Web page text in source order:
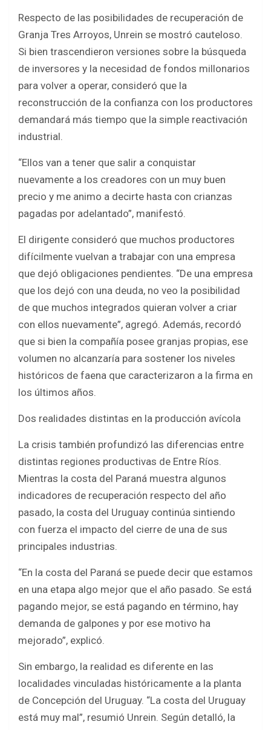
Respecto de las posibilidades de recuperación de
Granja Tres Arroyos, Unrein se mostró cauteloso.
Si bien trascendieron versiones sobre la búsqueda
de inversores y la necesidad de fondos millonarios
para volver a operar, consideró que la
reconstrucción de la confianza con los productores
demandará más tiempo que la simple reactivación
industrial.
“Ellos van a tener que salir a conquistar
nuevamente a los creadores con un muy buen
precio y me animo a decirte hasta con crianzas
pagadas por adelantado”, manifestó.
El dirigente consideró que muchos productores
difícilmente vuelvan a trabajar con una empresa
que dejó obligaciones pendientes. “De una empresa
que los dejó con una deuda, no veo la posibilidad
de que muchos integrados quieran volver a criar
con ellos nuevamente”, agregó. Además, recordó
que si bien la compañía posee granjas propias, ese
volumen no alcanzaría para sostener los niveles
históricos de faena que caracterizaron a la firma en
los últimos años.
Dos realidades distintas en la producción avícola
La crisis también profundizó las diferencias entre
distintas regiones productivas de Entre Ríos.
Mientras la costa del Paraná muestra algunos
indicadores de recuperación respecto del año
pasado, la costa del Uruguay continúa sintiendo
con fuerza el impacto del cierre de una de sus
principales industrias.
“En la costa del Paraná se puede decir que estamos
en una etapa algo mejor que el año pasado. Se está
pagando mejor, se está pagando en término, hay
demanda de galpones y por ese motivo ha
mejorado”, explicó.
Sin embargo, la realidad es diferente en las
localidades vinculadas históricamente a la planta
de Concepción del Uruguay. “La costa del Uruguay
está muy mal”, resumió Unrein. Según detalló, la